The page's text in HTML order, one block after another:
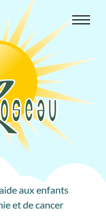
aux enfants
et de cancer